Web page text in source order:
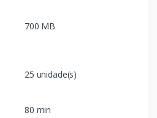
700 MB
25 unidade(s)
80 min